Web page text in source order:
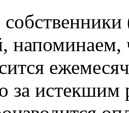
напоминаем,
за истекшим